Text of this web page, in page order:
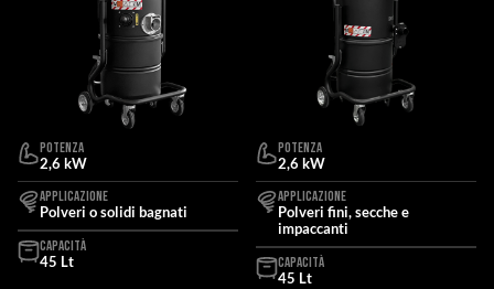
POTENZA
2,6 kW
APPLICAZIONE
Polveri o solidi bagnati
CAPACITÀ
45 Lt
POTENZA
2,6 kW
APPLICAZIONE
Polveri fini, secche e
impaccanti
CAPACITÀ
45 Lt